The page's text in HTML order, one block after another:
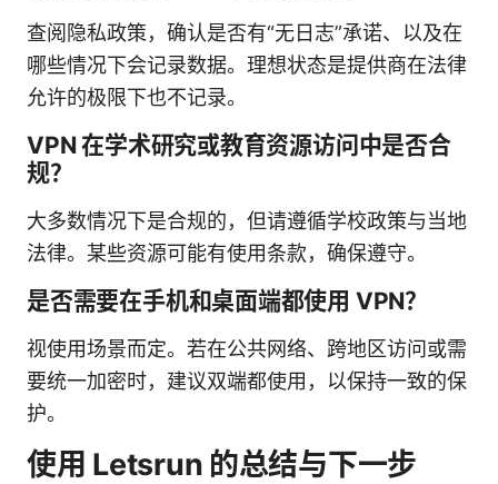
查阅隐私政策，确认是否有“无日志”承诺、以及在
哪些情况下会记录数据。理想状态是提供商在法律
允许的极限下也不记录。
VPN 在学术研究或教育资源访问中是否合
规？
大多数情况下是合规的，但请遵循学校政策与当地
法律。某些资源可能有使用条款，确保遵守。
是否需要在手机和桌面端都使用 VPN？
视使用场景而定。若在公共网络、跨地区访问或需
要统一加密时，建议双端都使用，以保持一致的保
护。
使用 Letsrun 的总结与下一步